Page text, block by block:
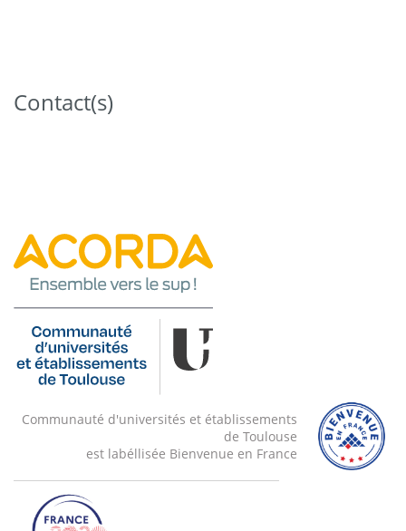
Contact(s)
Communauté d'universités et établissements
de Toulouse
est labéllisée Bienvenue en France